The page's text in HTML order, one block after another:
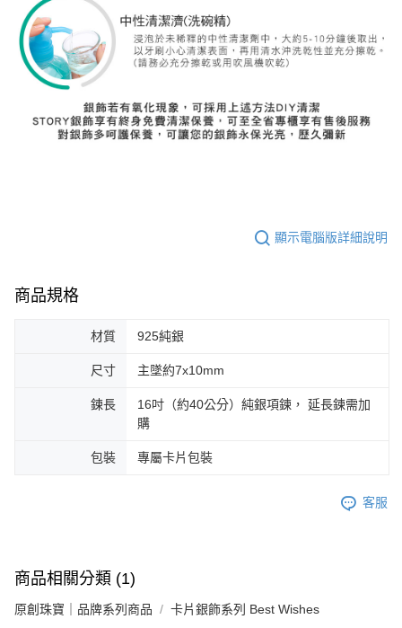
顯示電腦版詳細說明
商品規格
材質 925純銀
尺寸 主墜約7x10mm
鍊長
16吋（約40公分）純銀項鍊， 延長鍊需加
購
包裝 專屬卡片包裝
客服
商品相關分類 (1)
原創珠寶｜品牌系列商品 卡片銀飾系列 Best Wishes